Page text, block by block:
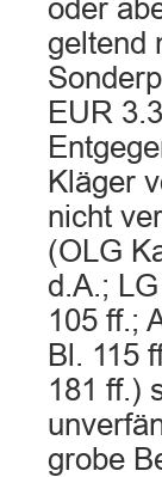
oder
geltend
EUR
Kläger
nicht
(OLG
d.A.;
105 ff.;
Bl. 115
181 ff.)
grobe